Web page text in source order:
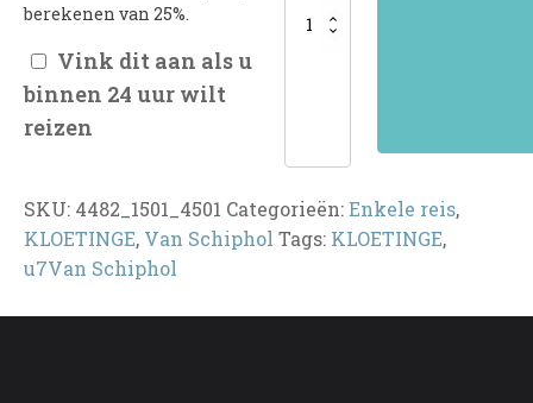
berekenen van 25%.
Vink dit aan als u
binnen 24 uur wilt
reizen
SKU: 4482_1501_4501 Categorieën:Enkele reis,
KLOETINGE, Van Schiphol Tags: KLOETINGE,
u7Van Schiphol